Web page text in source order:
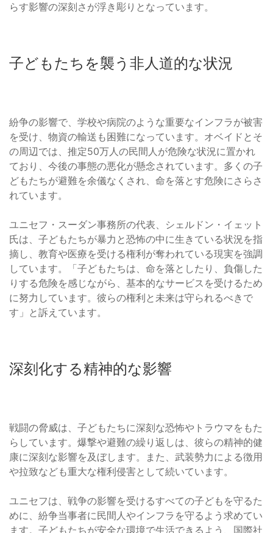
らす影響の深刻さが浮き彫りとなっています。
子どもたちを襲う非人道的な状況
紛争の影響で、学校や病院のような重要なインフラが被害
を受け、物資の輸送も困難になっています。オベイドとそ
の周辺では、推定50万人の民間人が危険な状況に置かれ
ており、今後の事態の悪化が懸念されています。多くの子
どもたちが避難を余儀なくされ、命を落とす危険にさらさ
れています。
ユニセフ・スーダン事務所の代表、シェルドン・イェット
氏は、子どもたちが暴力と恐怖の中に生きている状況を指
摘し、教育や医療を受ける権利が奪われている現実を強調
しています。「子どもたちは、命を落としたり、負傷した
りする危険を感じながら、基本的なサービスを受けるため
に努力しています。彼らの権利と未来は守られるべきで
す」と訴えています。
深刻化する精神的な影響
戦闘の脅威は、子どもたちに深刻な恐怖やトラウマをもた
らしています。爆撃や避難の繰り返しは、彼らの精神的健
康に深刻な影響を及ぼします。また、武装勢力による徴用
や拉致なども重大な権利侵害として続いています。
ユニセフは、戦争の影響を受けるすべての子どもを守るた
めに、紛争当事者に民間人やインフラを守るよう求めてい
ます。子どもたちが安全な環境で生活できるよう、国際社